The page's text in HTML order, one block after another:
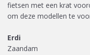
fietsen met een krat
om deze modellen te
Erdi
Zaandam